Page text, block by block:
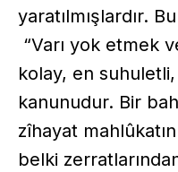
yaratılmışlardır.
“Varı yok etmek
kolay, en
kanunudur. Bir
zîhayat
belki